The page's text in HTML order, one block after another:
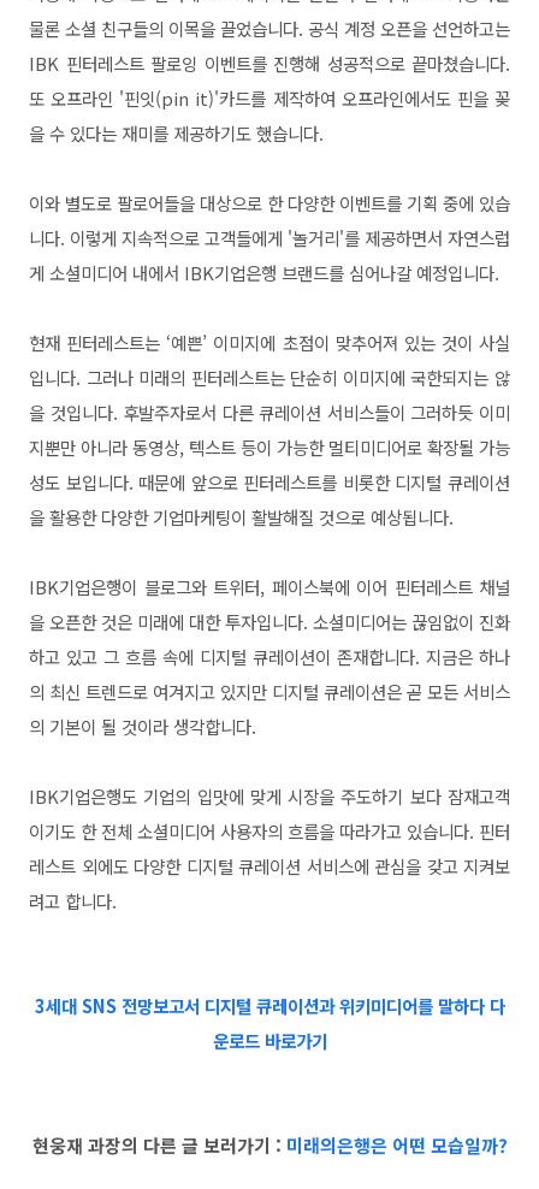
물론 소셜 친구들의 이목을 끌었습니다. 공식 계정 오픈을 선언하고는
IBK 핀터레스트 팔로잉 이벤트를 진행해 성공적으로 끝마쳤습니다.
또 오프라인 '핀잇(pin it)'카드를 제작하여 오프라인에서도 핀을 꽂
을 수 있다는 재미를 제공하기도 했습니다.
이와 별도로 팔로어들을 대상으로 한 다양한 이벤트를 기획 중에 있습
니다. 이렇게 지속적으로 고객들에게 '놀거리'를 제공하면서 자연스럽
게 소셜미디어 내에서 IBK기업은행 브랜드를 심어나갈 예정입니다.
현재 핀터레스트는 ‘예쁜’ 이미지에 초점이 맞추어져 있는 것이 사실
입니다. 그러나 미래의 핀터레스트는 단순히 이미지에 국한되지는 않
을 것입니다. 후발주자로서 다른 큐레이션 서비스들이 그러하듯 이미
지뿐만 아니라 동영상, 텍스트 등이 가능한 멀티미디어로 확장될 가능
성도 보입니다. 때문에 앞으로 핀터레스트를 비롯한 디지털 큐레이션
을 활용한 다양한 기업마케팅이 활발해질 것으로 예상됩니다.
IBK기업은행이 블로그와 트위터, 페이스북에 이어 핀터레스트 채널
을 오픈한 것은 미래에 대한 투자입니다. 소셜미디어는 끊임없이 진화
하고 있고 그 흐름 속에 디지털 큐레이션이 존재합니다. 지금은 하나
의 최신 트렌드로 여겨지고 있지만 디지털 큐레이션은 곧 모든 서비스
의 기본이 될 것이라 생각합니다.
IBK기업은행도 기업의 입맛에 맞게 시장을 주도하기 보다 잠재고객
이기도 한 전체 소셜미디어 사용자의 흐름을 따라가고 있습니다. 핀터
레스트 외에도 다양한 디지털 큐레이션 서비스에 관심을 갖고 지켜보
려고 합니다.
3세대 SNS 전망보고서 디지털 큐레이션과 위키미디어를 말하다 다
운로드 바로가기
현웅재 과장의 다른 글 보러가기 : 미래의은행은 어떤 모습일까?